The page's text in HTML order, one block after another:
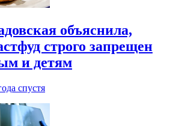
объяснила,
строго запрещен
и детям
спустя